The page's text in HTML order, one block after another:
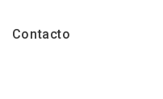
Contacto